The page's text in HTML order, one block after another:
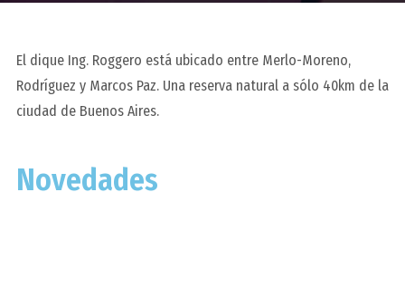
El dique Ing. Roggero está ubicado entre Merlo-Moreno,
Rodríguez y Marcos Paz. Una reserva natural a sólo 40km de la
ciudad de Buenos Aires.
Novedades